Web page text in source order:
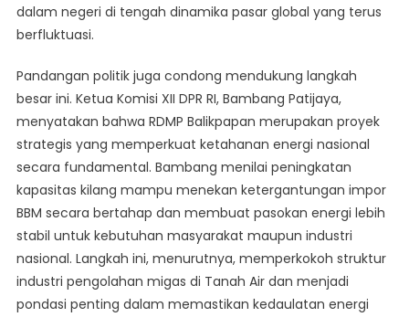
dalam negeri di tengah dinamika pasar global yang terus
berfluktuasi.
Pandangan politik juga condong mendukung langkah
besar ini. Ketua Komisi XII DPR RI, Bambang Patijaya,
menyatakan bahwa RDMP Balikpapan merupakan proyek
strategis yang memperkuat ketahanan energi nasional
secara fundamental. Bambang menilai peningkatan
kapasitas kilang mampu menekan ketergantungan impor
BBM secara bertahap dan membuat pasokan energi lebih
stabil untuk kebutuhan masyarakat maupun industri
nasional. Langkah ini, menurutnya, memperkokoh struktur
industri pengolahan migas di Tanah Air dan menjadi
pondasi penting dalam memastikan kedaulatan energi